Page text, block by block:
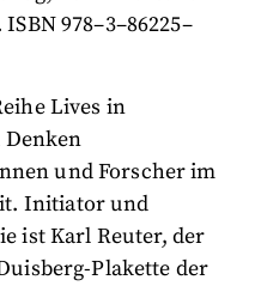
978–3–86225–
Lives in
und Forscher im
Initiator und
ist Karl Reuter, der
Plakette der